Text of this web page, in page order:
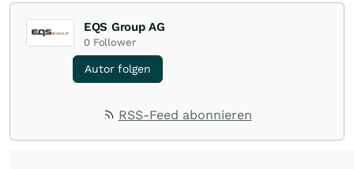
EQS Group AG
0 Follower
Autor folgen
RSS-Feed abonnieren